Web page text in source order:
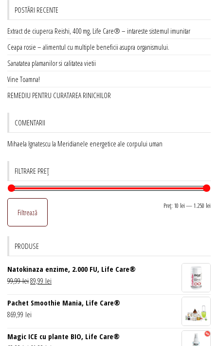
POSTĂRI RECENTE
Extract de ciuperca Reishi, 400 mg, Life Care® – intareste sistemul imunitar
Ceapa rosie – alimentul cu multiple beneficii asupra organismului.
Sanatatea plamanilor si calitatea vietii
Vine Toamna!
REMEDIU PENTRU CURATAREA RINICHILOR
COMENTARII
Mihaela Ignatescu la Meridianele energetice ale corpului uman
FILTRARE PREȚ
Filtrează
Preț: 10 lei—1.250 lei
PRODUSE
Natokinaza enzime, 2.000 FU, Life Care®
99,99leiPrețul
a
fost:
89,99 lei
este:
Pachet Smoothie Mania, Life Care®
869,99 lei
Magic ICE cu plante BIO, Life Care®